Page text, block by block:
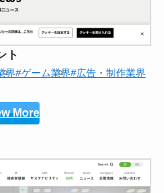
ト
界#ゲーム業界#広告・制作業界
More